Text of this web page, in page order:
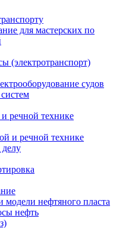
для мастерских по
(электротранспорт)
судов
речной технике
и речной технике
модели нефтяного пласта
нефть